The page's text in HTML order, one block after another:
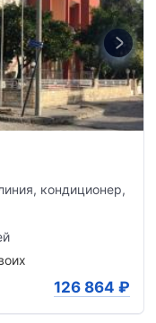
кондиционер,
126 864 ₽